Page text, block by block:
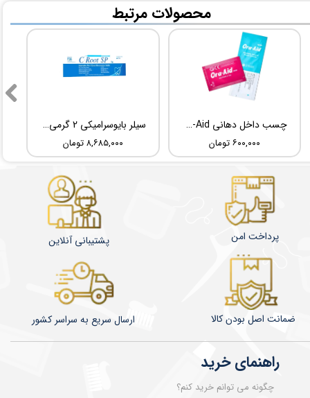
سیلر بایوسرامیکی 2 گرمی Root Dental Medical C-Root SP
۸,۶۸۵,۰۰۰ تومان
چسب داخل دهانی TBM Ora-Aid
۶۰۰,۰۰۰ تومان
​محصولات مرتبط
راهنمای خرید
چگونه می توانم خرید کنم؟
​​​​ارسال سریع به سراسر کشور ضمانت اصل بودن کالا
پشتیبانی آنلاین پرداخت امن